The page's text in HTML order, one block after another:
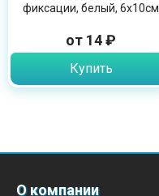
фиксации, белый, 6х10см
от 14 ₽
Купить
О компании